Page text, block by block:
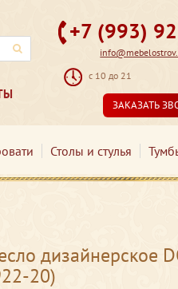
+7 (993)
с 10 до 21
ЗАКАЗАТЬ
Столы и стулья
дизайнерское
20)